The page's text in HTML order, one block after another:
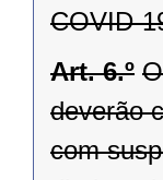
COVID-
Art. 6.º
deverão
com